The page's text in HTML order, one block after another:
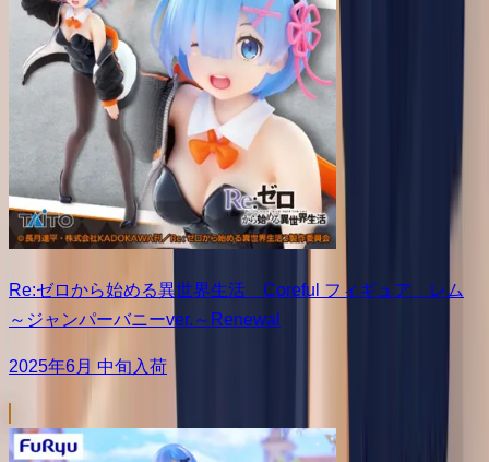
Re:ゼロから始める異世界生活 Coreful フィギュア レム
～ジャンパーバニーver.～Renewal
2025年6月 中旬入荷